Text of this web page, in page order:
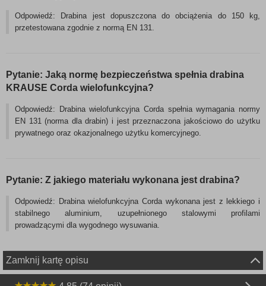
Odpowiedź: Drabina jest dopuszczona do obciążenia do 150 kg,
przetestowana zgodnie z normą EN 131.
Pytanie: Jaką normę bezpieczeństwa spełnia drabina
KRAUSE Corda wielofunkcyjna?
Odpowiedź: Drabina wielofunkcyjna Corda spełnia wymagania normy
EN 131 (norma dla drabin) i jest przeznaczona jakościowo do użytku
prywatnego oraz okazjonalnego użytku komercyjnego.
Pytanie: Z jakiego materiału wykonana jest drabina?
Odpowiedź: Drabina wielofunkcyjna Corda wykonana jest z lekkiego i
stabilnego aluminium, uzupełnionego stalowymi profilami
prowadzącymi dla wygodnego wysuwania.
Zamknij kartę opisu